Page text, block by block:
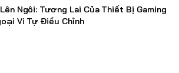
Ngôi: Tương Lai Của Thiết Bị Gaming
Vi Tự Điều Chỉnh